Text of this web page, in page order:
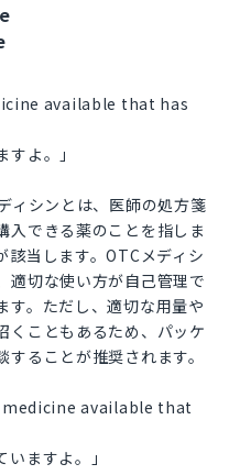
available that has
よ。」
ィシンとは、医師の処方箋
入できる薬のことを指しま
該当します。OTCメディシ
適切な使い方が自己管理で
す。ただし、適切な用量や
くこともあるため、パッケ
ることが推奨されます。
available that
いますよ。」